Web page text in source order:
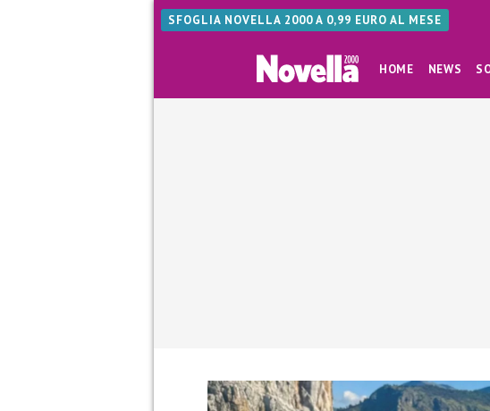
SFOGLIA NOVELLA 2000 A 0,99 EURO AL MESE
HOME NEWS